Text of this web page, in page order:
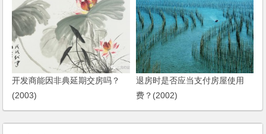
开发商能因非典延期交房吗？
(2003)
退房时是否应当支付房屋使用
费？(2002)